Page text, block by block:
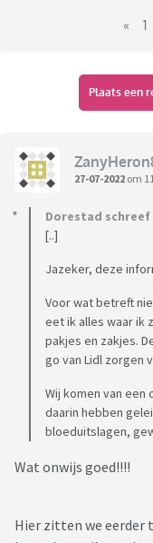
« 1
Plaats een
27-07-2022 om
Dorestad schreef
[..]
Jazeker, deze
Voor wat betreft
eet ik alles waar ik
pakjes en zakjes.
go van Lidl zorgen
Wij komen van
daarin hebben
bloeduitslagen,
Wat onwijs goed!!!!
Hier zitten we eerder